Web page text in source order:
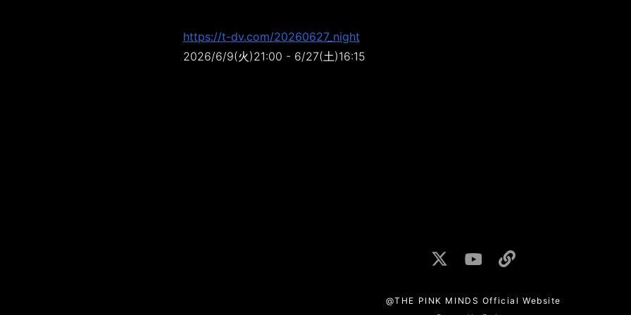
https://t-dv.com/20260627_night
2026/6/9(火)21:00 - 6/27(土)16:15
@THE PINK MINDS Official Website